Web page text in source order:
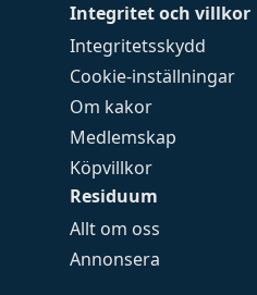
Integritet och villkor
Integritetsskydd
Cookie-inställningar
Om kakor
Medlemskap
Köpvillkor
Residuum
Allt om oss
Annonsera